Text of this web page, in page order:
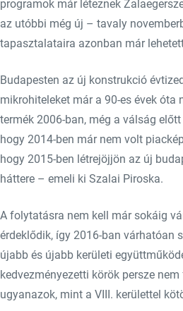
programok már léteznek
az utóbbi még új – tavaly
tapasztalataira azonban már
Budapesten az új konstrukció
mikrohiteleket már a 90-es évek óta
termék 2006-ban, még a válság
hogy 2014-ben már nem volt
hogy 2015-ben létrejöjjön az új
háttere – emeli ki Szalai Piroska.
A folytatásra nem kell már sokáig
érdeklődik, így 2016-ban várhatóan
újabb és újabb kerületi
kedvezményezetti körök persze
ugyanazok, mint a VIII. kerülettel